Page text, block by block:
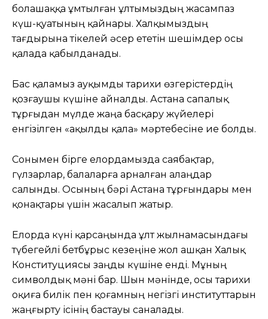
болашаққа ұмтылған ұлтымыздың жасампаз
күш-қуатының қайнары. Халқымыздың
тағдырына тікелей әсер ететін шешімдер осы
қалада қабылданады.
Бас қаламыз ауқымды тарихи өзгерістердің
қозғаушы күшіне айналды. Астана сапалық
тұрғыдан мүлде жаңа басқару жүйелері
енгізілген «ақылды қала» мәртебесіне ие болды.
Сонымен бірге елордамызда саябақтар,
гүлзарлар, балаларға арналған алаңдар
салынды. Осының бәрі Астана тұрғындары мен
қонақтары үшін жасалып жатыр.
Елорда күні қарсаңында ұлт жылнамасындағы
түбегейлі бетбұрыс кезеңіне жол ашқан Халық
Конституциясы заңды күшіне енді. Мұның
символдық мәні бар. Шын мәнінде, осы тарихи
оқиға билік пен қоғамның негізгі институттарын
жаңғырту ісінің бастауы саналады.